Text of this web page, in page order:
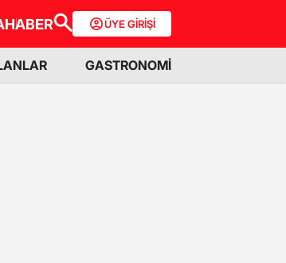
HABER ÜYE GİRİŞİ
GASTRONOMİ